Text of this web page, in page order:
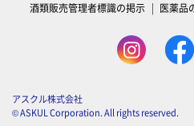
酒類販売管理者標識の掲示
医薬品
アスクル株式会社
© ASKUL Corporation. All rights reserved.